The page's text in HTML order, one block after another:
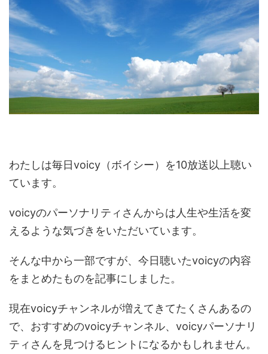
わたしは毎日voicy（ボイシー）を10放送以上聴い
ています。
voicyのパーソナリティさんからは人生や生活を変
えるような気づきをいただいています。
そんな中から一部ですが、今日聴いたvoicyの内容
をまとめたものを記事にしました。
現在voicyチャンネルが増えてきてたくさんあるの
で、おすすめのvoicyチャンネル、voicyパーソナリ
ティさんを見つけるヒントになるかもしれません。